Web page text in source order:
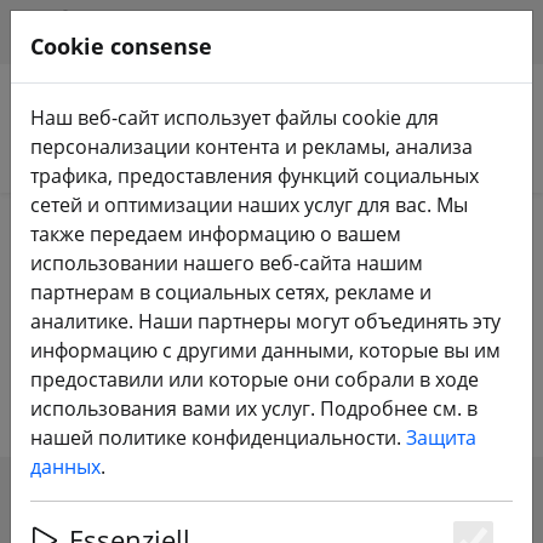
Поиск продуктов
Home Сделка Депо
FPV24.com Deal Depot - только у
нас цены падают
SHOW FILTERS
Cookie consense
Наш веб-сайт использует файлы cookie для
персонализации контента и рекламы, анализа
трафика, предоставления функций социальных
сетей и оптимизации наших услуг для вас. Мы
также передаем информацию о вашем
использовании нашего веб-сайта нашим
партнерам в социальных сетях, рекламе и
аналитике. Наши партнеры могут объединять эту
информацию с другими данными, которые вы им
предоставили или которые они собрали в ходе
использования вами их услуг. Подробнее см. в
нашей политике конфиденциальности. Защита
данных.